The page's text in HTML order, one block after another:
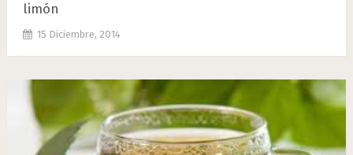
limón
15 Diciembre, 2014